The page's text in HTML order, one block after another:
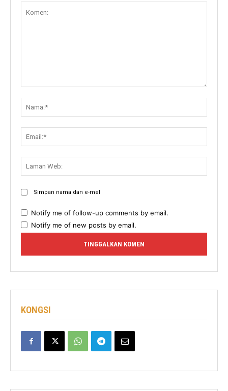
Simpan nama dan e-mel
Notify me of follow-up comments by email.
Notify me of new posts by email.
KONGSI